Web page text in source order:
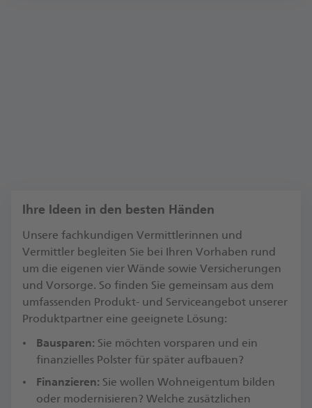
Ihre Ideen in den besten Händen
Unsere fachkundigen Vermittlerinnen und
Vermittler begleiten Sie bei Ihren Vorhaben rund
um die eigenen vier Wände sowie Versicherungen
und Vorsorge. So finden Sie gemeinsam aus dem
umfassenden Produkt- und Serviceangebot unserer
Produktpartner eine geeignete Lösung:
Bausparen: Sie möchten vorsparen und ein
finanzielles Polster für später aufbauen?
Finanzieren: Sie wollen Wohneigentum bilden
oder modernisieren? Welche zusätzlichen